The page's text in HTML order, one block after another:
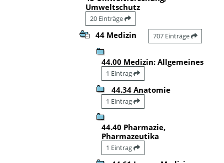
Umweltschutz
20 Einträge
44 Medizin 707 Einträge
44.00 Medizin: Allgemeines
1 Eintrag
44.34 Anatomie
1 Eintrag
44.40 Pharmazie,
Pharmazeutika
1 Eintrag